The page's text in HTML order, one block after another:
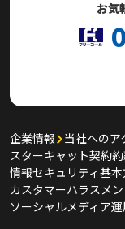
お気
企業情報 当社へのア
スターキャット契約
情報セキュリティ基本
カスタマーハラスメ
ソーシャルメディア